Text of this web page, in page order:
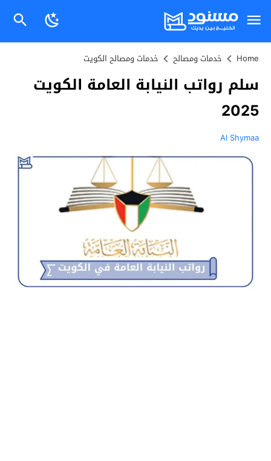
Home خدمات ومصالح خدمات ومصالح الكويت
سلم رواتب النيابة العامة الكويت
2025
Al Shymaa